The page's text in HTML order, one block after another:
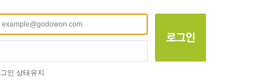
인 상태유지